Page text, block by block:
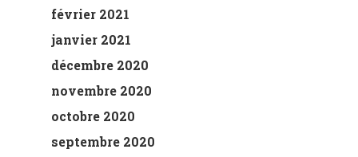
février 2021
janvier 2021
décembre 2020
novembre 2020
octobre 2020
septembre 2020